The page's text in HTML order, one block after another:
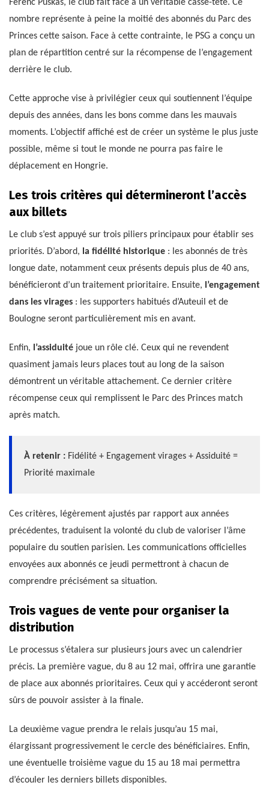
Ferenc Puskas, le club fait face à un véritable casse-tête. Ce
nombre représente à peine la moitié des abonnés du Parc des
Princes cette saison. Face à cette contrainte, le PSG a conçu un
plan de répartition centré sur la récompense de l’engagement
derrière le club.
Cette approche vise à privilégier ceux qui soutiennent l’équipe
depuis des années, dans les bons comme dans les mauvais
moments. L’objectif affiché est de créer un système le plus juste
possible, même si tout le monde ne pourra pas faire le
déplacement en Hongrie.
Les trois critères qui détermineront l’accès
aux billets
Le club s’est appuyé sur trois piliers principaux pour établir ses
priorités. D’abord, la fidélité historique : les abonnés de très
longue date, notamment ceux présents depuis plus de 40 ans,
bénéficieront d’un traitement prioritaire. Ensuite, l’engagement
dans les virages : les supporters habitués d’Auteuil et de
Boulogne seront particulièrement mis en avant.
Enfin, l’assiduité joue un rôle clé. Ceux qui ne revendent
quasiment jamais leurs places tout au long de la saison
démontrent un véritable attachement. Ce dernier critère
récompense ceux qui remplissent le Parc des Princes match
après match.
À retenir : Fidélité + Engagement virages + Assiduité =
Priorité maximale
Ces critères, légèrement ajustés par rapport aux années
précédentes, traduisent la volonté du club de valoriser l’âme
populaire du soutien parisien. Les communications officielles
envoyées aux abonnés ce jeudi permettront à chacun de
comprendre précisément sa situation.
Trois vagues de vente pour organiser la
distribution
Le processus s’étalera sur plusieurs jours avec un calendrier
précis. La première vague, du 8 au 12 mai, offrira une garantie
de place aux abonnés prioritaires. Ceux qui y accéderont seront
sûrs de pouvoir assister à la finale.
La deuxième vague prendra le relais jusqu’au 15 mai,
élargissant progressivement le cercle des bénéficiaires. Enfin,
une éventuelle troisième vague du 15 au 18 mai permettra
d’écouler les derniers billets disponibles.